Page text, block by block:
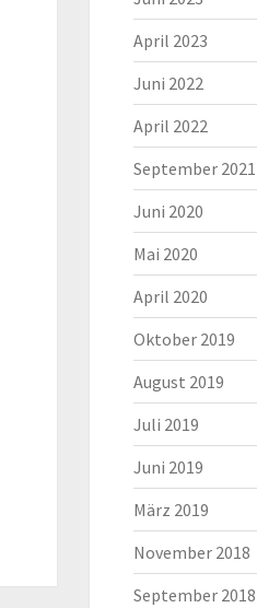
April 2023
Juni 2022
April 2022
September 2021
Juni 2020
Mai 2020
April 2020
Oktober 2019
August 2019
Juli 2019
Juni 2019
März 2019
November 2018
September 2018